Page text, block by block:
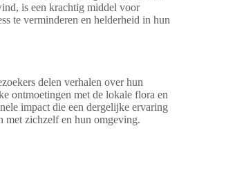
is een krachtig middel voor
te verminderen en helderheid in hun
delen verhalen over hun
ontmoetingen met de lokale flora en
impact die een dergelijke ervaring
met zichzelf en hun omgeving.